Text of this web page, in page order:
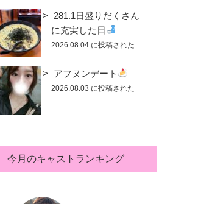
281.1日盛りだくさん
に充実した日
2026.08.04 に投稿された
アフヌンデート
2026.08.03 に投稿された
今月のキャストランキング